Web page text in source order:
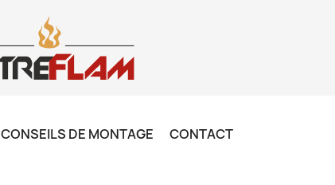
CONSEILS DE MONTAGE CONTACT